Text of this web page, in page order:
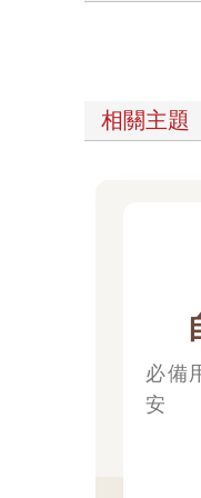
相關主題
必備
安